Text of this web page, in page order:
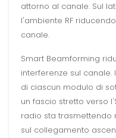
attorno al canale. Sul
l'ambiente RF
canale.
Smart Beamforming
interferenze sul
di ciascun modulo di
un fascio stretto verso
radio sta trasmettendo
sul collegamento